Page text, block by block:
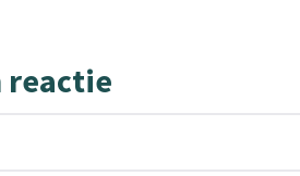
reactie